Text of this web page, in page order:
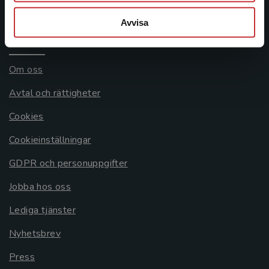
Avvisa
Systemkrav
Allmänna länkar
Om oss
Avtal och rättigheter
Cookies
Cookieinställningar
GDPR och personuppgifter
Jobba hos oss
Lediga tjänster
Nyhetsbrev
Press